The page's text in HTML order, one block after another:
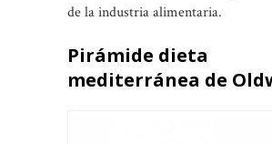
de la industria alimentaria.
Pirámide dieta
mediterránea de